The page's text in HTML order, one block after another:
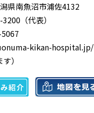
県南魚沼市浦佐4132
（代表）
kikan-hospital.jp/
）